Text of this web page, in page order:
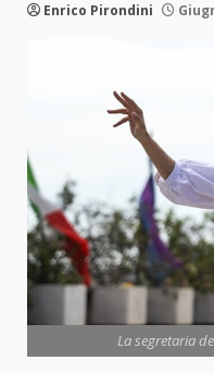
Enrico Pirondini
La segretaria